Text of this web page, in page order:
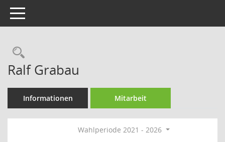
Toggle navigation
Rechercheauswahl
Ralf Grabau
Informationen Mitarbeit
Wahlperiode 2021 - 2026